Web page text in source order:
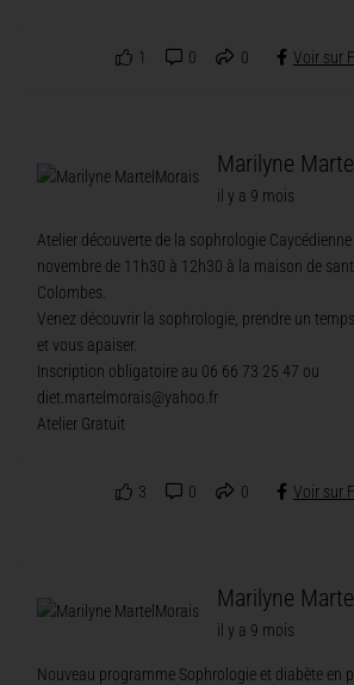
1 0 0 Voir sur
Marilyne
il y a 9 mois
Atelier découverte de la sophrologie
novembre de 11h30 à 12h30 à la maison de
Colombes.
Venez découvrir la sophrologie, prendre un
et vous apaiser.
Inscription obligatoire au 06 66 73 25 47 ou
diet.martelmorais@yahoo.fr
Atelier Gratuit
3 0 0 Voir sur
Marilyne
il y a 9 mois
Nouveau programme Sophrologie et diabète en